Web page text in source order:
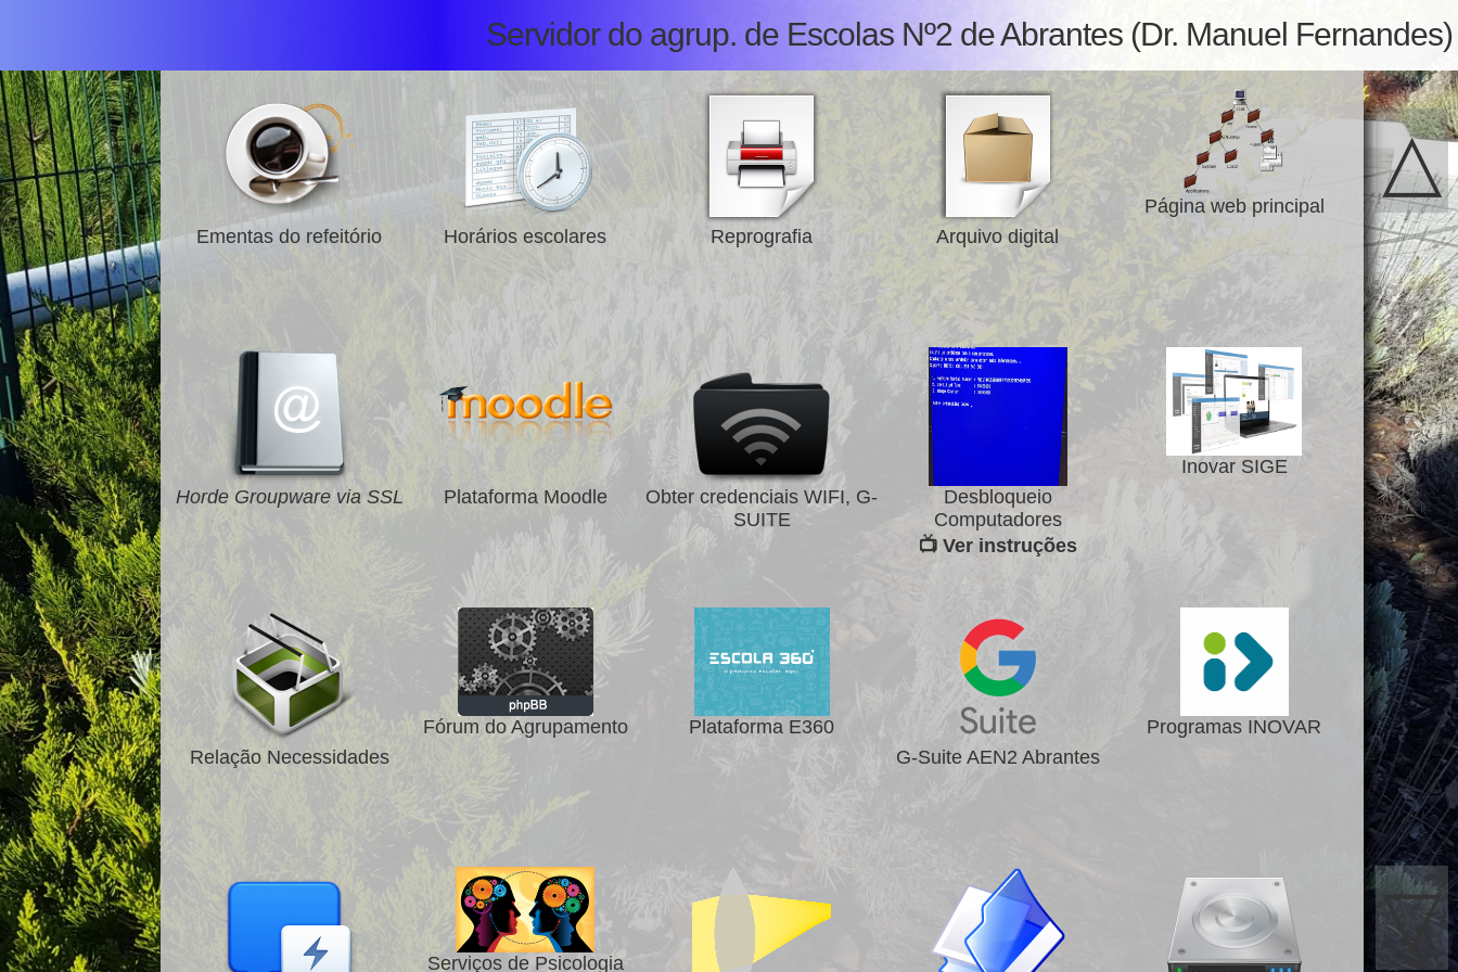
Servidor do agrup. de Escolas Nº2 de Abrantes (Dr. Manuel Fernandes)
Ementas do refeitório Horários escolares Reprografia Arquivo digital
Página web principal
Horde Groupware via SSL Plataforma Moodle
Obter credenciais WIFI, G-
SUITE
Desbloqueio
Computadores
📺 Ver instruções
Inovar SIGE
Relação Necessidades
Fórum do Agrupamento
Plataforma E360
G-Suite AEN2 Abrantes
Programas INOVAR
Serviços de Psicologia
△
▽